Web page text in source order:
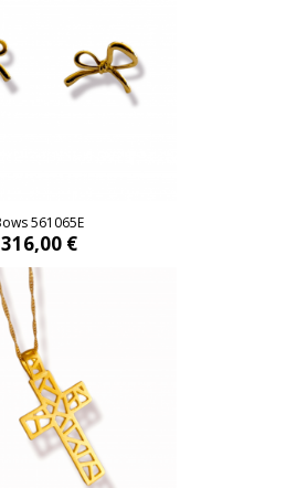
561065E
316,00 €
561065E
316,00 €
mess 561066
495,00 €